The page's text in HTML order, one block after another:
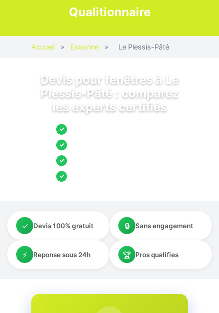
Qualitionnaire
Accueil » Essonne » Le Plessis-Pâté
Devis pour fenêtres à Le
Plessis-Pâté : comparez
les experts certifiés
✓
✓
✓
✓
✓ Devis 100% gratuit 🔒 Sans engagement
⚡ Reponse sous 24h 🏆 Pros qualifies